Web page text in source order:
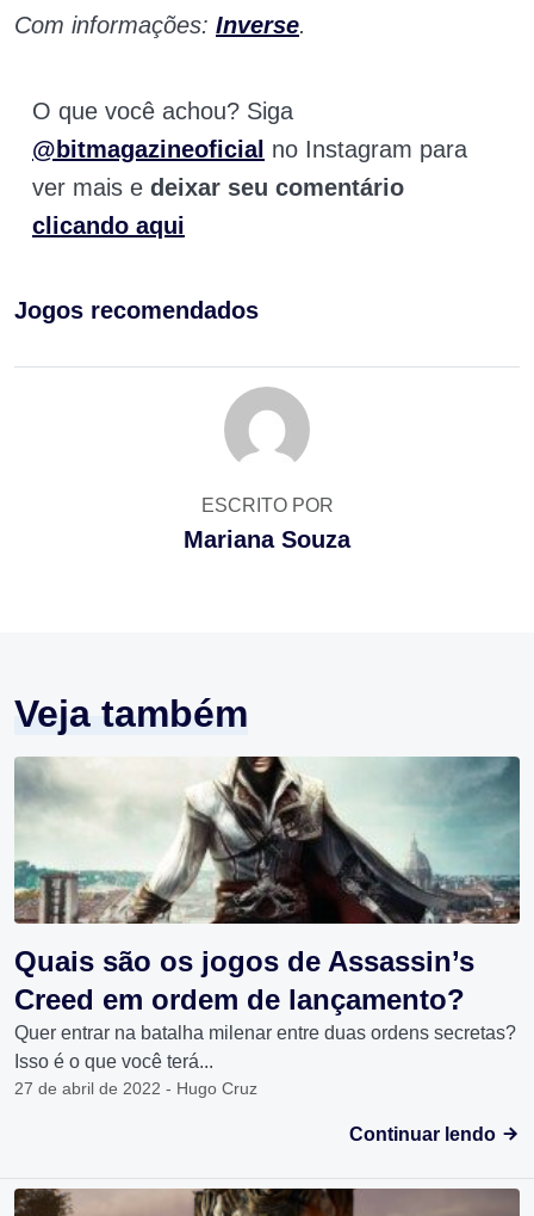
Com informações: Inverse.
O que você achou? Siga
@bitmagazineoficial no Instagram para
ver mais e deixar seu comentário
clicando aqui
Jogos recomendados
ESCRITO POR
Mariana Souza
Veja também
Quais são os jogos de Assassin’s
Creed em ordem de lançamento?
Quer entrar na batalha milenar entre duas ordens secretas?
Isso é o que você terá...
27 de abril de 2022 - Hugo Cruz
Continuar lendo